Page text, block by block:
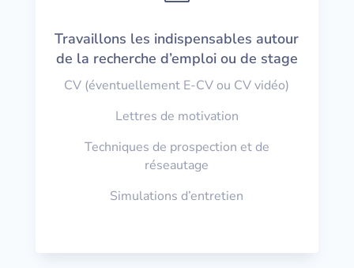
Travaillons les indispensables autour
de la recherche d’emploi ou de stage
CV (éventuellement E-CV ou CV vidéo)
Lettres de motivation
Techniques de prospection et de
réseautage
Simulations d’entretien